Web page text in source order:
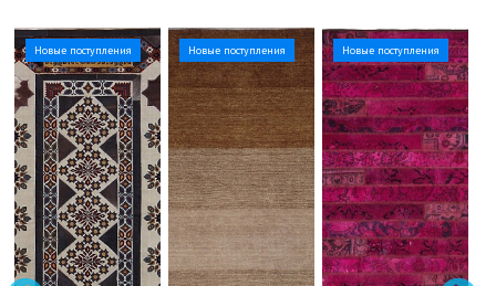
Новые поступления Новые поступления Новые поступления